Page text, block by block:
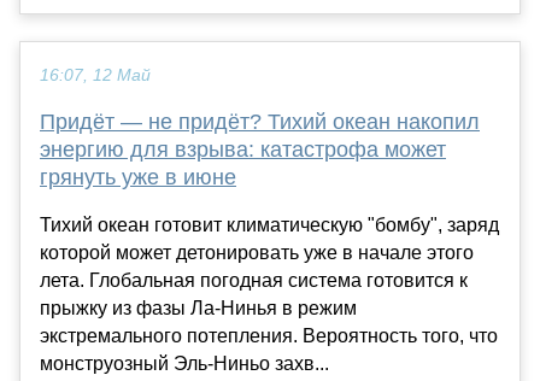
16:07, 12 Май
Придёт — не придёт? Тихий океан накопил
энергию для взрыва: катастрофа может
грянуть уже в июне
Тихий океан готовит климатическую "бомбу", заряд
которой может детонировать уже в начале этого
лета. Глобальная погодная система готовится к
прыжку из фазы Ла-Нинья в режим
экстремального потепления. Вероятность того, что
монструозный Эль-Ниньо захв...